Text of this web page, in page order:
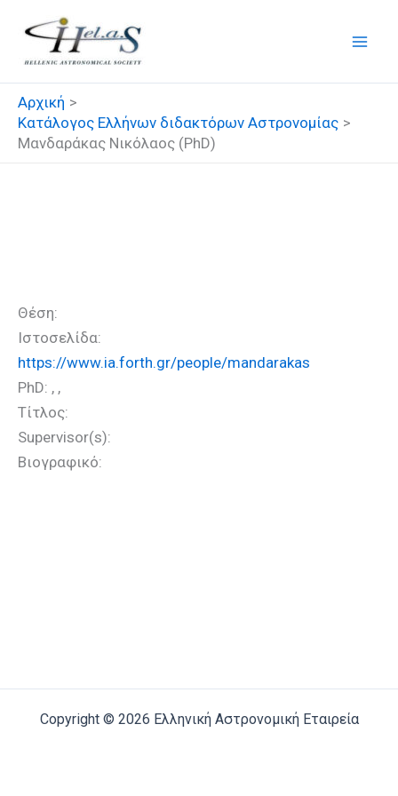
στο
περιεχόμενο
Αρχική
Κατάλογος Ελλήνων διδακτόρων Αστρονομίας
Μανδαράκας Νικόλαος (PhD)
Θέση:
Ιστοσελίδα:
https://www.ia.forth.gr/people/mandarakas
PhD: , ,
Τίτλος:
Supervisor(s):
Βιογραφικό:
Copyright © 2026 Ελληνική Αστρονομική Εταιρεία